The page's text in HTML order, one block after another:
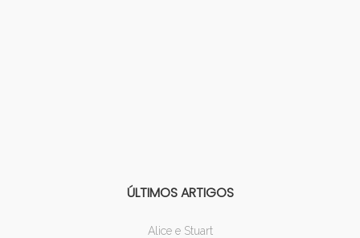
ÚLTIMOS ARTIGOS
Alice e Stuart